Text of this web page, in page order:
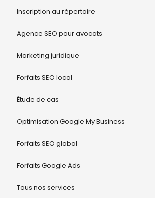
Inscription au répertoire
Agence SEO pour avocats
Marketing juridique
Forfaits SEO local
Étude de cas
Optimisation Google My Business
Forfaits SEO global
Forfaits Google Ads
Tous nos services